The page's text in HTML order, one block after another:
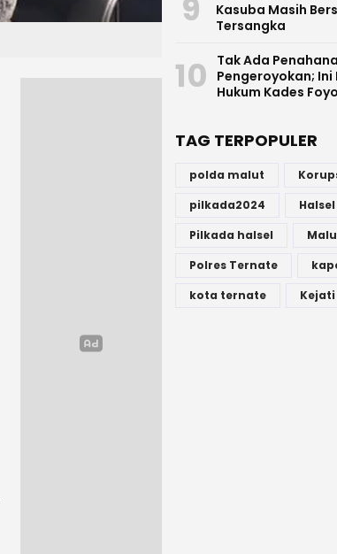
9
Kasuba Masih
Tersangka
10
Tak Ada
Pengeroyokan; Ini
Hukum Kades
TAG TERPOPULER
polda malut
pilkada2024
Halsel
Pilkada halsel
Polres Ternate
kota ternate